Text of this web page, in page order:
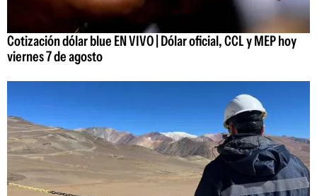
Cotización dólar blue EN VIVO | Dólar oficial, CCL y MEP hoy
viernes 7 de agosto